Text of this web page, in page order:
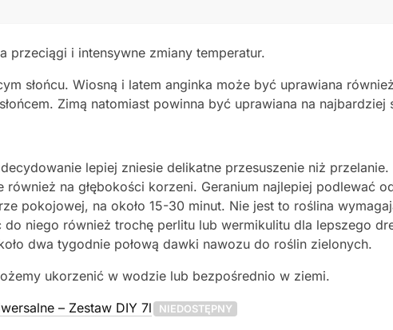
przeciągi i intensywne zmiany temperatur.
słońcu. Wiosną i latem anginka może być uprawiana
Zimą natomiast powinna być uprawiana na najbardziej
lepiej zniesie delikatne przesuszenie niż
również na głębokości korzeni. Geranium najlepiej podlewać
pokojowej, na około 15-30 minut. Nie jest to roślina
do niego również trochę perlitu lub wermikulitu dla lepszego
dwa tygodnie połową dawki nawozu do roślin zielonych.
ukorzenić w wodzie lub bezpośrednio w ziemi.
– Zestaw DIY 7l NIEDOSTĘPNY